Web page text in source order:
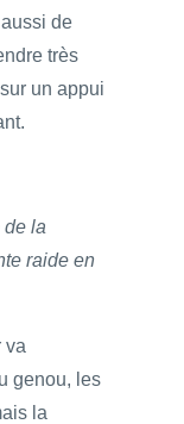
de
très
un appui
de la
raide en
va
genou, les
la